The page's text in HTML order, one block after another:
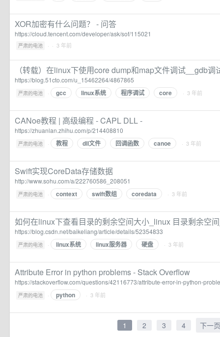
XOR加密有什么问题？ - 问答
https://cloud.tencent.com/developer/ask/sof/115021
严肃的电池 · · 3 年前
（转载）在linux下使用core dump和map文件调试__gdb调
https://blog.51cto.com/u_15462264/4867865
严肃的电池 · gcc linux系统 程序调试 core · 3 年前
CANoe教程 | 高级编程 - CAPL DLL -
https://zhuanlan.zhihu.com/p/214408810
严肃的电池 · 教程 dll文件 回调函数 canoe · 3 年前
Swift实现CoreData存储数据
http://www.sohu.com/a/222760586_208051
严肃的电池 · context swift数组 coredata · 3 年前
如何在linux下查看目录的剩余空间大小_linux 目录剩余空
https://blog.csdn.net/baikeliang/article/details/52354833
严肃的电池 · linux系统 linux服务器 硬盘 · 3 年前
Attribute Error in python problems - Stack Overflow
https://stackoverflow.com/questions/42116773/attribute-error-in-python-
严肃的电池 · python · 3 年前
1 2 3 4 下一页